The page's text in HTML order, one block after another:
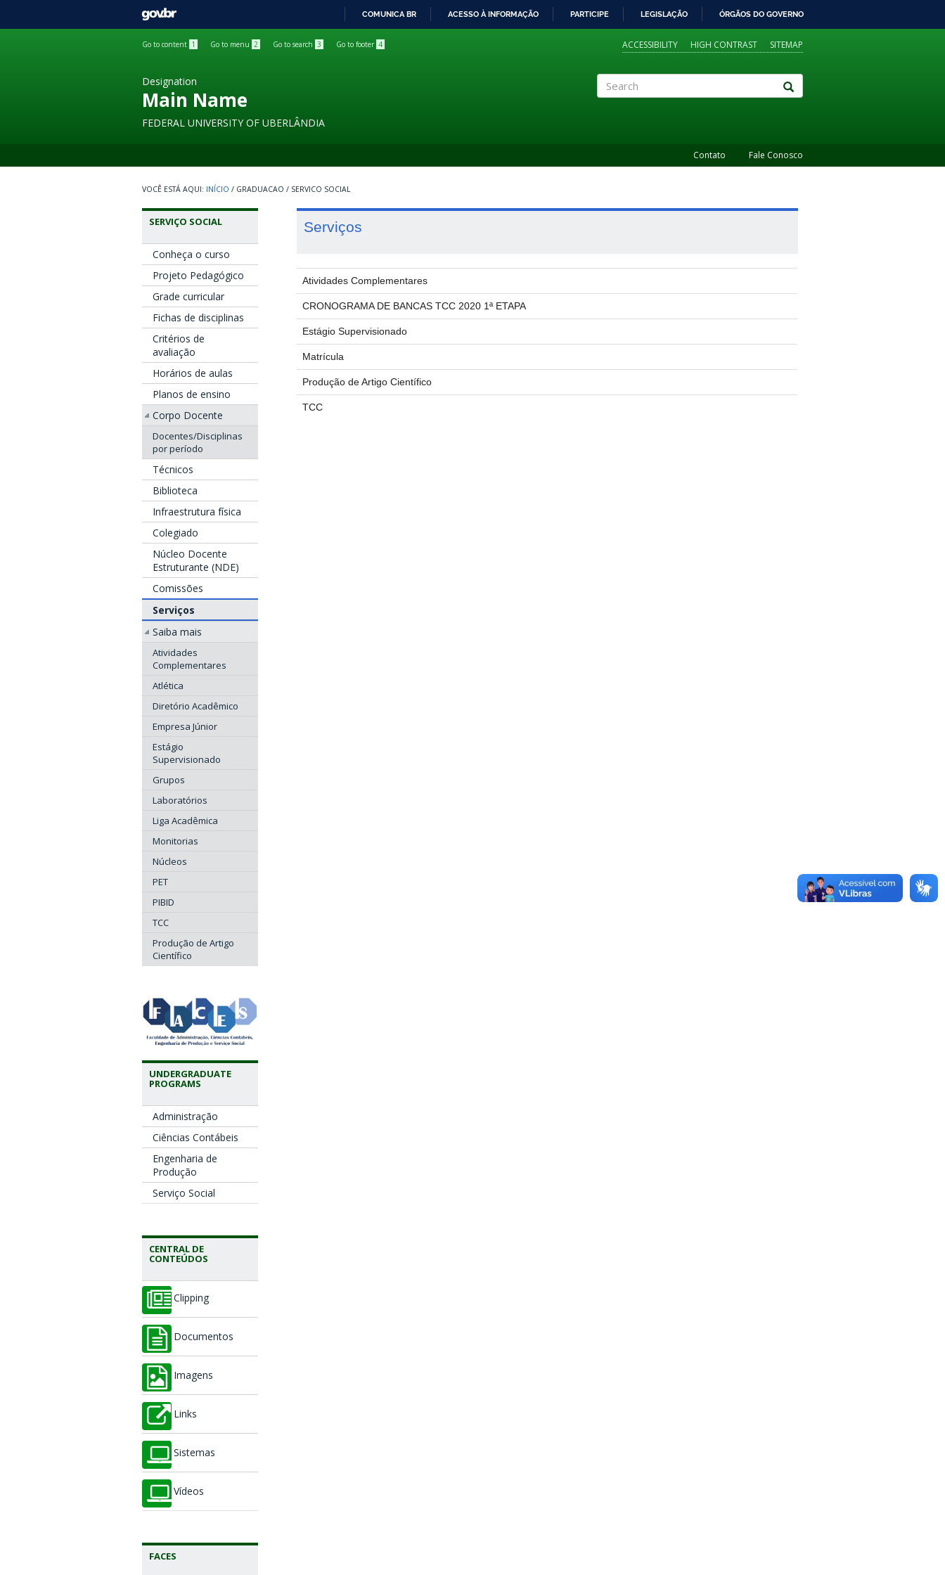
GOVBR
COMUNICA BR ACESSO À INFORMAÇÃO PARTICIPE LEGISLAÇÃO ÓRGÃOS DO GOVERNO
Go to content 1 Go to menu 2 Go to search 3 Go to footer 4 ACCESSIBILITY HIGH CONTRAST SITEMAP
Designation
Main Name
FEDERAL UNIVERSITY OF UBERLÂNDIA
Contato Fale Conosco
INÍCIO / GRADUACAO / SERVICO SOCIAL
SERVIÇO SOCIAL
Conheça o curso
Projeto Pedagógico
Grade curricular
Fichas de disciplinas
Critérios de
avaliação
Horários de aulas
Planos de ensino
Corpo Docente
Docentes/Disciplinas
por período
Técnicos
Biblioteca
Infraestrutura física
Colegiado
Núcleo Docente
Estruturante (NDE)
Comissões
Serviços
Saiba mais
Atividades
Complementares
Atlética
Diretório Acadêmico
Empresa Júnior
Estágio
Supervisionado
Grupos
Laboratórios
Liga Acadêmica
Monitorias
Núcleos
PET
PIBID
TCC
Produção de Artigo
Científico
UNDERGRADUATE
PROGRAMS
Administração
Ciências Contábeis
Engenharia de
Produção
Serviço Social
CENTRAL DE
CONTEÚDOS
Clipping
Documentos
Imagens
Links
Sistemas
Vídeos
FACES
Serviços
Atividades Complementares
CRONOGRAMA DE BANCAS TCC 2020 1ª ETAPA
Estágio Supervisionado
Matrícula
Produção de Artigo Científico
TCC